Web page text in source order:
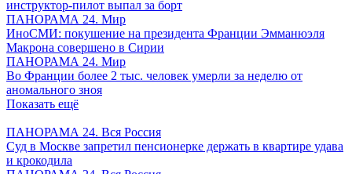
инструктор-пилот выпал за борт
ПАНОРАМА 24. Мир
ИноСМИ: покушение на президента Франции Эмманюэля
Макрона совершено в Сирии
ПАНОРАМА 24. Мир
Во Франции более 2 тыс. человек умерли за неделю от
аномального зноя
Показать ещё
ПАНОРАМА 24. Вся Россия
Суд в Москве запретил пенсионерке держать в квартире удава
и крокодила